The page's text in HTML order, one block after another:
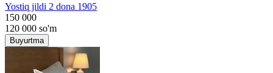
Yostiq jildi 2 dona 1905
150 000
120 000 so'm
Buyurtma